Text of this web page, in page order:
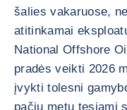
šalies vakaruose,
atitinkamai
National Offshore
pradės veikti 2026
įvykti tolesni
pačiu metu tęsiami